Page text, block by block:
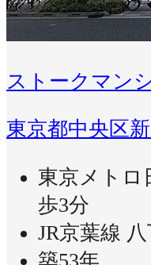
ストークマン
東京都中央区
東京メトロ
歩3分
JR京葉線